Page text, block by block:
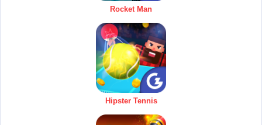
Rocket Man
Hipster Tennis